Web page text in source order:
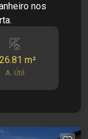
nos
m²
A. Útil